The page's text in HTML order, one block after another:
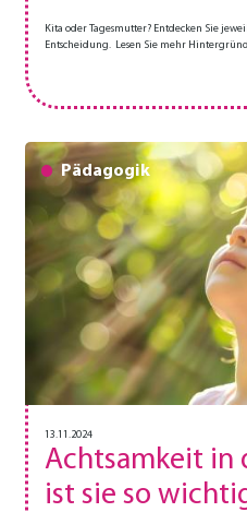
Kita oder Tagesmutter? Entdecken Sie
Entscheidung. Lesen Sie mehr
Pädagogik
13.11.2024
Achtsamkeit in
ist sie so